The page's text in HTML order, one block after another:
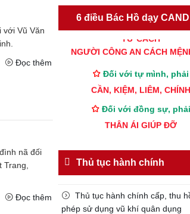
với Vũ Văn
Đọc thêm
nã đối
Đọc thêm
6 điều Bác Hồ dạy CAND
TƯ CÁCH
NGƯỜI CÔNG AN CÁCH
CẦN, KIỆM, LIÊM, CHÍNH
TUYỆT ĐỐI TRUNG
KÍNH TRỌNG LỄ PHÉP
Đối với công việc, phải
Thủ tục hành chính
Thủ tục hành chính cấp, thu
phép sử dụng vũ khí quân dụng